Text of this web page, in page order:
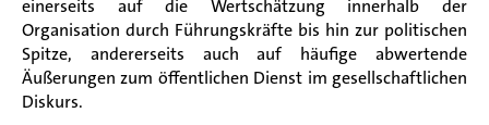
einerseits auf die Wertschätzung innerhalb der
Organisation durch Führungskräfte bis hin zur politischen
Spitze, andererseits auch auf häufige abwertende
Äußerungen zum öffentlichen Dienst im gesellschaftlichen
Diskurs.